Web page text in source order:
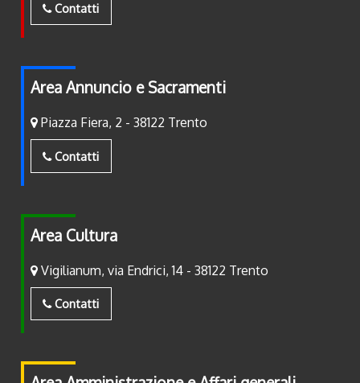
Contatti
Area Annuncio e Sacramenti
Piazza Fiera, 2 - 38122 Trento
Contatti
Area Cultura
Vigilianum, via Endrici, 14 - 38122 Trento
Contatti